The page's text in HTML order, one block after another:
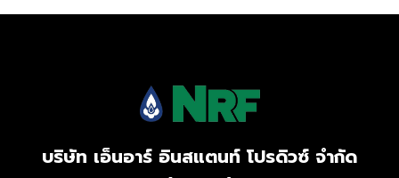
บริษัท เอ็นอาร์ อินสแตนท์ โปรดิวซ์ จำกัด